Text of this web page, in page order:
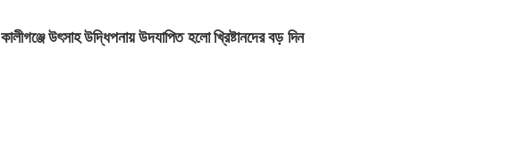
কালীগঞ্জে উৎসাহ উদ্ধিপনায় উদযাপিত হলো খ্রিষ্টানদের বড় দিন